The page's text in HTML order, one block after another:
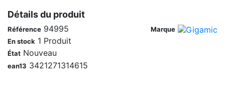
Détails du produit
Marque
Référence 94995
En stock 1 Produit
État Nouveau
ean13 3421271314615